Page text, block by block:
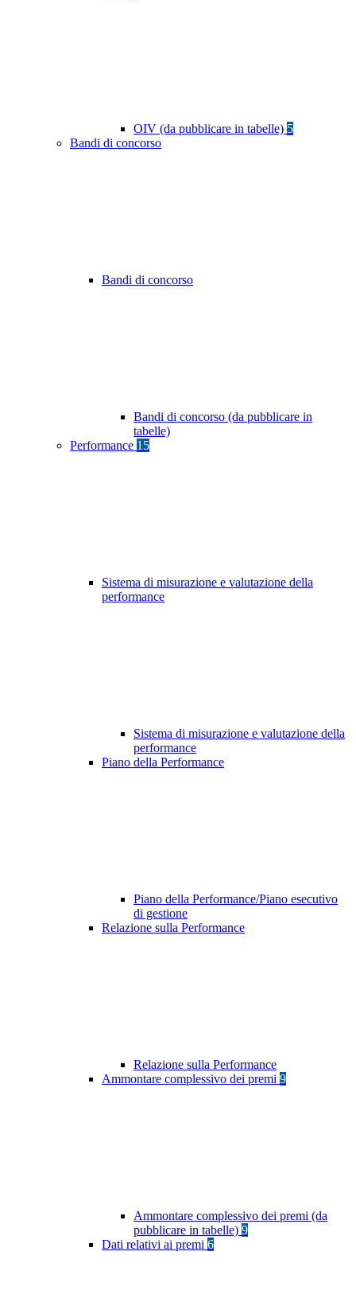
OIV (da pubblicare in tabelle) 5
Bandi di concorso
Bandi di concorso
Bandi di concorso (da pubblicare in
tabelle)
Performance 15
Sistema di misurazione e valutazione della
performance
Sistema di misurazione e valutazione della
performance
Piano della Performance
Piano della Performance/Piano esecutivo
di gestione
Relazione sulla Performance
Relazione sulla Performance
Ammontare complessivo dei premi 9
Ammontare complessivo dei premi (da
pubblicare in tabelle) 9
Dati relativi ai premi 6